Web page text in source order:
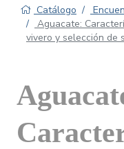
Catálogo
Aguacate:
vivero y selección de